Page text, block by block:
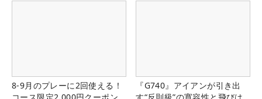
8-9月のプレーに2回使える！
『G740』アイアンが引き出